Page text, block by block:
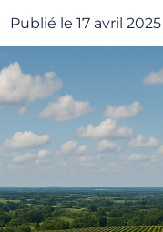
Publié le 17 avril 2025